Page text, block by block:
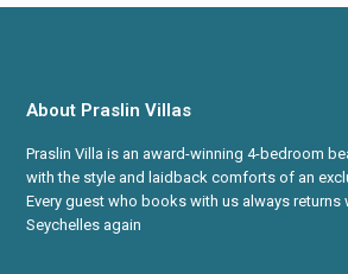
About Praslin Villas
Praslin Villa is an award-winning 4-bedroom
with the style and laidback comforts of an
Every guest who books with us always returns
Seychelles again